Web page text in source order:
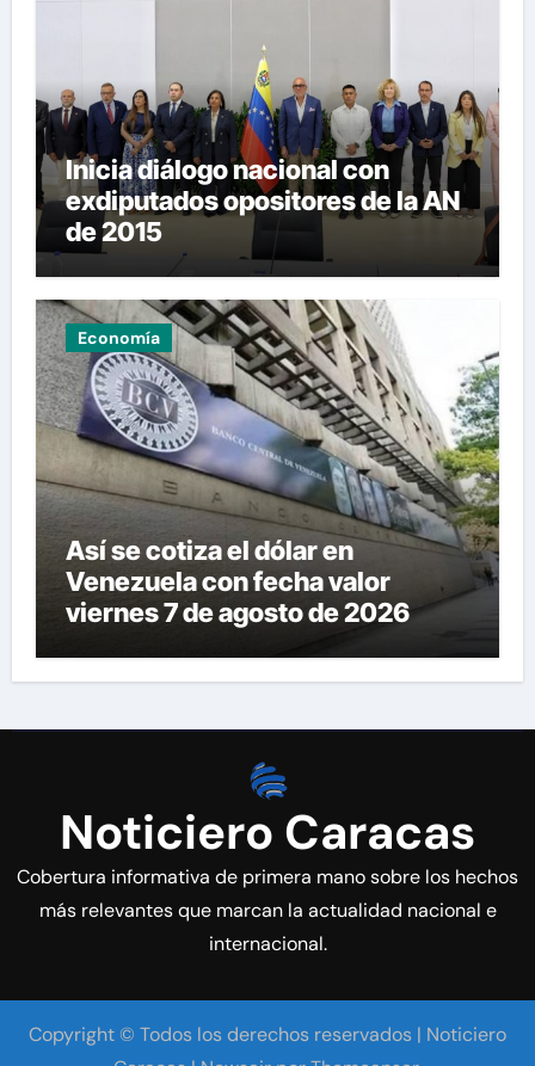
Inicia diálogo nacional con
exdiputados opositores de la AN
de 2015
Economía
Así se cotiza el dólar en
Venezuela con fecha valor
viernes 7 de agosto de 2026
Noticiero Caracas
Cobertura informativa de primera mano sobre los hechos
más relevantes que marcan la actualidad nacional e
internacional.
Copyright © Todos los derechos reservados | Noticiero